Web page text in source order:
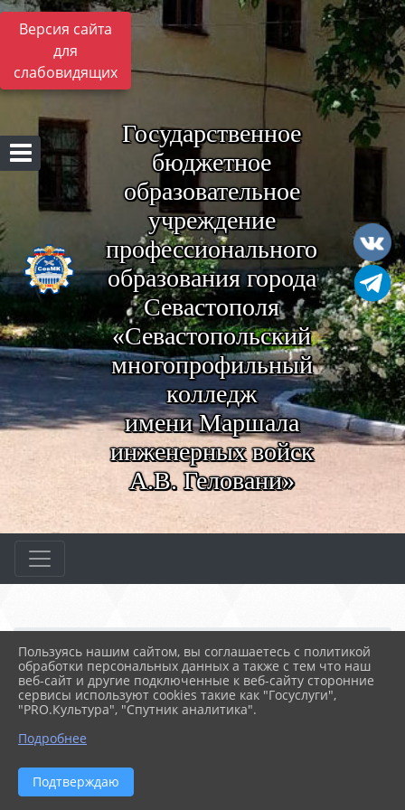
Версия сайта
для
слабовидящих
Государственное
бюджетное
образовательное
учреждение
профессионального
образования города
Севастополя
«Севастопольский
многопрофильный
колледж
имени Маршала
инженерных войск
А.В. Геловани»
Главная
СВЕДЕНИЯ ОБ ОБРАЗОВАТЕ...
03. Документы
1. Основные документы
Отчет о результатах са...
2024 год
Опрос студентов
ФАЙЛЫ
Пользуясь нашим сайтом, вы соглашаетесь с политикой
обработки персональных данных а также с тем что наш
веб-сайт и другие подключенные к веб-сайту сторонние
сервисы используют cookies такие как "Госуслуги",
"PRO.Культура", "Спутник аналитика".
Подробнее
Подтверждаю